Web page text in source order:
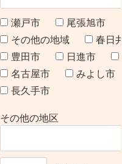
瀬戸市
尾張旭市
その他の地域
春日
豊田市
日進市
名古屋市
みよし市
長久手市
その他の地区